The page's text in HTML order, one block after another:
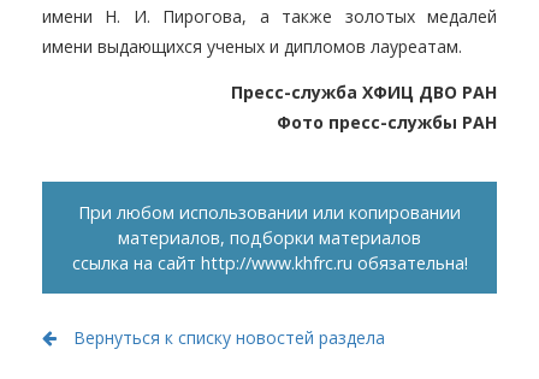
имени Н. И. Пирогова, а также золотых медалей
имени выдающихся ученых и дипломов лауреатам.
Пресс-служба ХФИЦ ДВО РАН
Фото пресс-службы РАН
При любом использовании или копировании
материалов, подборки материалов
ссылка на сайт http://www.khfrc.ru обязательна!
Вернуться к списку новостей раздела